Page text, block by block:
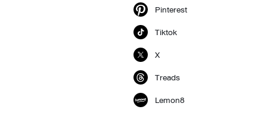
Pinterest
Tiktok
X
Treads
Lemon8